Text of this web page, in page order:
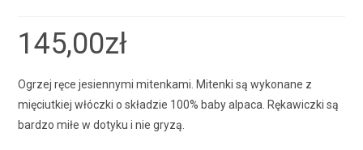
145,00zł
Ogrzej ręce jesiennymi mitenkami. Mitenki są wykonane z
mięciutkiej włóczki o składzie 100% baby alpaca. Rękawiczki są
bardzo miłe w dotyku i nie gryzą.